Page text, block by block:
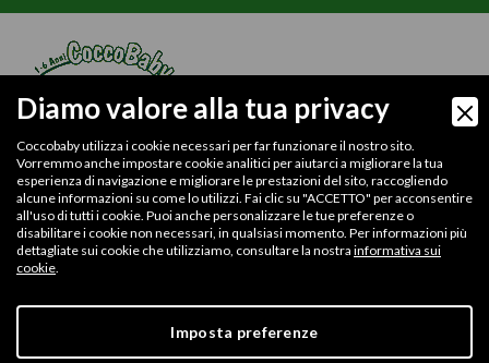
© 2026Confezioni Cetty Srl
P.iva/Cod.Fisc.: 04176990366
Num.REA. MO - 449332
Capitale sociale 10000,00 Euro
Digital Marketing
Diamo valore alla tua privacy
Coccobaby utilizza i cookie necessari per far funzionare il nostro sito.
Vorremmo anche impostare cookie analitici per aiutarci a migliorare la tua
esperienza di navigazione e migliorare le prestazioni del sito, raccogliendo
alcune informazioni su come lo utilizzi. Fai clic su "ACCETTO" per acconsentire
all'uso di tutti i cookie. Puoi anche personalizzare le tue preferenze o
disabilitare i cookie non necessari, in qualsiasi momento. Per informazioni più
dettagliate sui cookie che utilizziamo, consultare la nostra informativa sui
cookie.
Imposta preferenze